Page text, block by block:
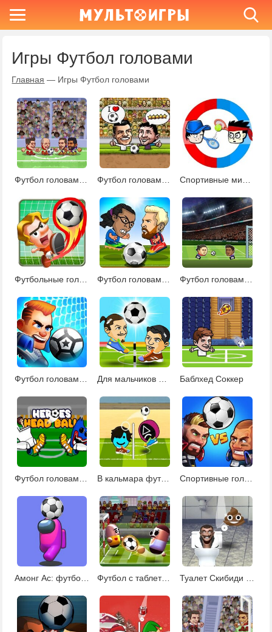
Игры Футбол головами
Главная — Игры Футбол головами
Футбольные головы: ультиматум
Баблхед Соккер
В кальмара футбол Спортивные головы: футбольный чемпионат
Амонг Ас: футбол головами Футбол с таблетками